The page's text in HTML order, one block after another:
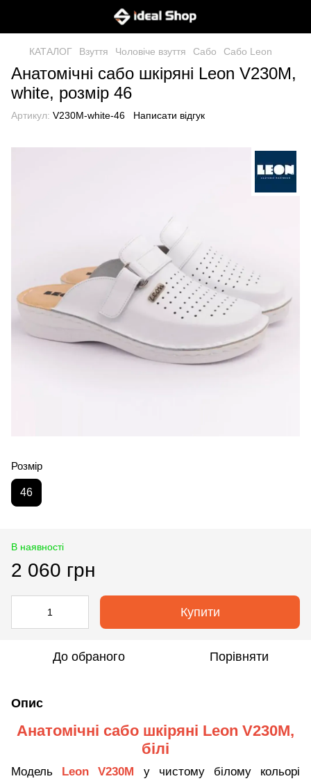
КАТАЛОГ Взуття Чоловіче взуття Сабо Сабо Leon
Анатомічні сабо шкіряні Leon V230M,
white, розмір 46
Артикул: V230M-white-46 Написати відгук
Розмір
46
В наявності
2 060 грн
Купити
До обраного Порівняти
Опис
Анатомічні сабо шкіряні Leon V230M,
білі
Модель Leon V230M
у чистому білому кольорі